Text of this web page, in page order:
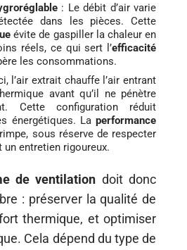
: Le débit d’air varie
dans les pièces. Cette
évite de gaspiller la chaleur en
réels, ce qui sert l’efficacité
les consommations.
l’air extrait chauffe l’air entrant
avant qu’il ne pénètre
Cette configuration réduit
énergétiques. La performance
sous réserve de respecter
un entretien rigoureux.
de ventilation doit donc
: préserver la qualité de
thermique, et optimiser
Cela dépend du type de